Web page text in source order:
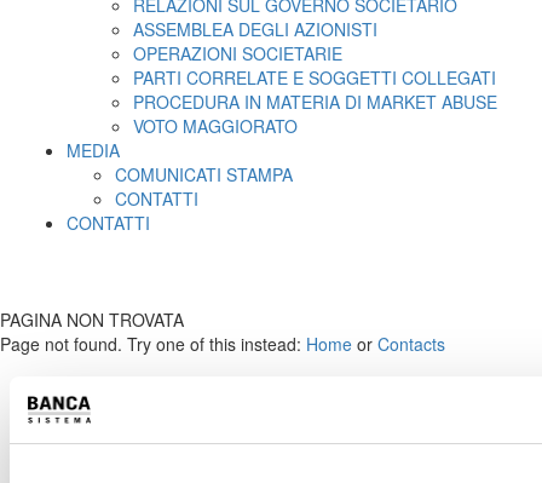
RELAZIONI SUL GOVERNO SOCIETARIO
ASSEMBLEA DEGLI AZIONISTI
OPERAZIONI SOCIETARIE
PARTI CORRELATE E SOGGETTI COLLEGATI
PROCEDURA IN MATERIA DI MARKET ABUSE
VOTO MAGGIORATO
MEDIA
COMUNICATI STAMPA
CONTATTI
CONTATTI
PAGINA NON TROVATA
Page not found. Try one of this instead: Home or Contacts
Largo Augusto 1/A, ang. via Verziere 13 - 20122 Milano